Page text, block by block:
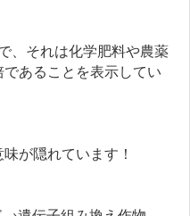
、それは化学肥料や農薬
あることを表示してい
が隠れています！